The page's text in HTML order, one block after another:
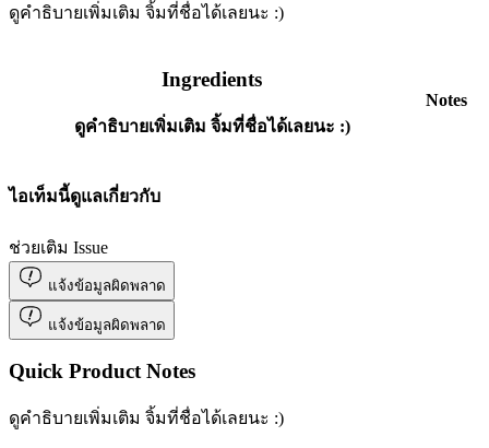
ดูคำธิบายเพิ่มเติม จิ้มที่ชื่อได้เลยนะ :)
Ingredients
ดูคำธิบายเพิ่มเติม จิ้มที่ชื่อได้เลยนะ :)
Notes
ไอเท็มนี้ดูแลเกี่ยวกับ
ช่วยเติม Issue
แจ้งข้อมูลผิดพลาด
แจ้งข้อมูลผิดพลาด
Quick Product Notes
ดูคำธิบายเพิ่มเติม จิ้มที่ชื่อได้เลยนะ :)